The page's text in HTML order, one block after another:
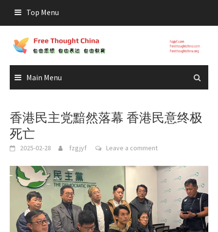
content
Top Menu
Main Menu
香港民主党黯然落幕 香港民意终极
死亡
2025-02-28 fzgjyf Leave a comment